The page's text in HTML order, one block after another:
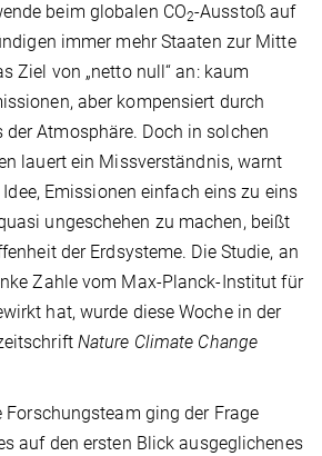
beim globalen CO2-Ausstoß auf
immer mehr Staaten zur Mitte
Ziel von „netto null“ an: kaum
aber kompensiert durch
der Atmosphäre. Doch in solchen
lauert ein Missverständnis, warnt
Emissionen einfach eins zu eins
ungeschehen zu machen, beißt
der Erdsysteme. Die Studie, an
Zahle vom Max-Planck-Institut für
hat, wurde diese Woche in der
Nature Climate Change
ging der Frage
auf den ersten Blick ausgeglichenes